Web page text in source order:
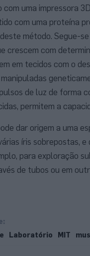
com uma impressora
com uma proteína
método. Segue-
crescem com
em tecidos com o
de luz de forma
permitem a
dar origem a uma
íris sobrepostas, e
para exploração
de tubos ou em
Laboratório MIT